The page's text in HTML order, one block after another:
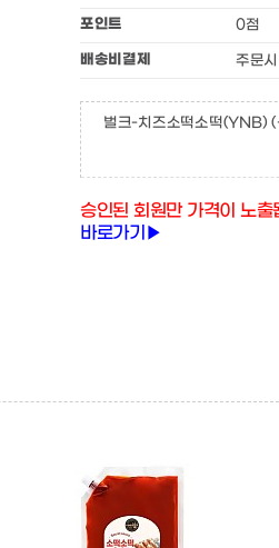
포인트 0점
배송비결제 주문시
벌크-치즈소떡소떡(YNB)
승인된 회원만 가격이 노
바로가기▶